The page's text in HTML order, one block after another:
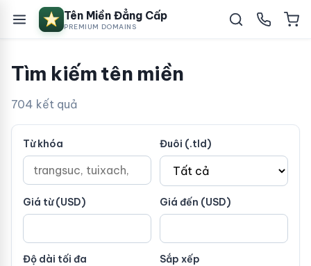
Tên Miền Đẳng Cấp
PREMIUM DOMAINS
Tìm kiếm tên miền
704 kết quả
Từ khóa Đuôi (.tld)
Giá từ (USD) Giá đến (USD)
Độ dài tối đa Sắp xếp